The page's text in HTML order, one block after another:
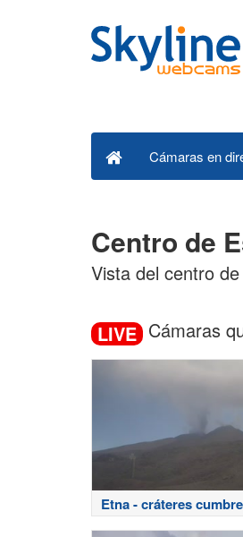
Cámaras en
Centro de
Vista del centro
LIVE Cámaras
Etna - cráteres cumbre